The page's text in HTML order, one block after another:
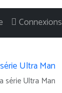
Connexions
série Ultra Man